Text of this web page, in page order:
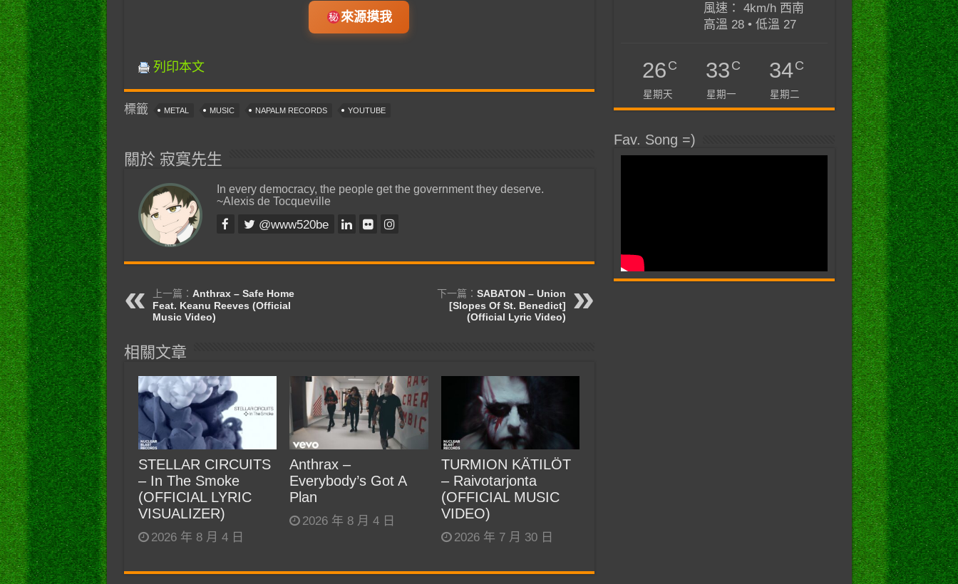
來源摸我
列印本文
標籤 METAL MUSIC NAPALM RECORDS YOUTUBE
關於 寂寞先生
In every democracy, the people get the government they deserve.
~Alexis de Tocqueville
@www520be
上一篇： Anthrax – Safe Home
Feat. Keanu Reeves (Official
Music Video)
下一篇： SABATON – Union
[Slopes Of St. Benedict]
(Official Lyric Video)
相關文章
STELLAR CIRCUITS
– In The Smoke
(OFFICIAL LYRIC
VISUALIZER)
2026 年 8 月 4 日
Anthrax –
Everybody’s Got A
Plan
2026 年 8 月 4 日
TURMION KÄTILÖT
– Raivotarjonta
(OFFICIAL MUSIC
VIDEO)
2026 年 7 月 30 日
風速： 4km/h 西南
高溫 28 • 低溫 27
26C
星期天
33C
星期一
34C
星期二
Fav. Song =)